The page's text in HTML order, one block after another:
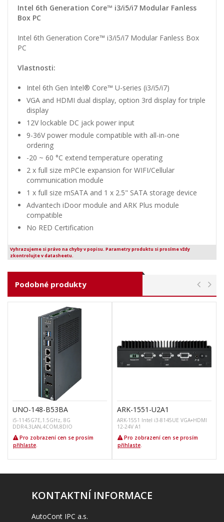
Intel 6th Generation Core™ i3/i5/i7 Modular Fanless
Box PC
Intel 6th Generation Core™ i3/i5/i7 Modular Fanless Box
PC
Vlastnosti:
Intel 6th Gen Intel® Core™ U-series (i3/i5/i7)
VGA and HDMI dual display, option 3rd display for triple
display
12V lockable DC jack power input
9-36V power module compatible with all-in-one
ordering
-20 ~ 60 °C extend temperature operating
2 x full size mPCIe expansion for WIFI/Cellular
communication module
1 x full size mSATA and 1 x 2.5" SATA storage device
Advantech iDoor module and ARK Plus module
compatible
No RED Certification
Vyhrazujeme si právo na chyby v popisu. Parametry produktu si prosíme vždy
zkontrolujte v datasheetu.
Podobné produkty
UNO-148-B53BA
i5-1145G7E,1.5GHz, 8G
DDR4,3LAN,4COM,8DIO
Pro zobrazení cen se prosím
přihlaste.
ARK-1551-U2A1
ARK-1551 Intel i3-8145UE VGA+HDMI
12-24V A1
Pro zobrazení cen se prosím
přihlaste.
KONTAKTNÍ INFORMACE
AutoCont IPC a.s.